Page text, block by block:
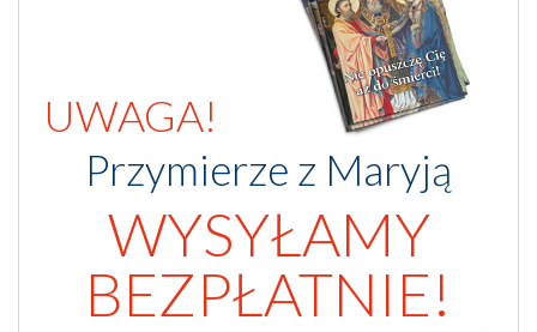
UWAGA!
Przymierze z Maryją
WYSYŁAMY
BEZPŁATNIE!